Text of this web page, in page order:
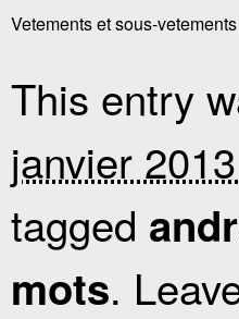
Vetements et sous-vetements
This entry
janvier
tagged
mots.